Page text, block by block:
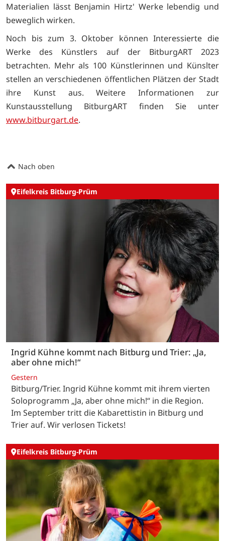
Materialien lässt Benjamin Hirtz' Werke lebendig und
beweglich wirken.
Noch bis zum 3. Oktober können Interessierte die
Werke des Künstlers auf der BitburgART 2023
betrachten. Mehr als 100 Künstlerinnen und Künslter
stellen an verschiedenen öffentlichen Plätzen der Stadt
ihre Kunst aus. Weitere Informationen zur
Kunstausstellung BitburgART finden Sie unter
www.bitburgart.de.
Nach oben
Eifelkreis Bitburg-Prüm
Ingrid Kühne kommt nach Bitburg und Trier: „Ja,
aber ohne mich!“
Gestern
Bitburg/Trier. Ingrid Kühne kommt mit ihrem vierten
Soloprogramm „Ja, aber ohne mich!“ in die Region.
Im September tritt die Kabarettistin in Bitburg und
Trier auf. Wir verlosen Tickets!
Eifelkreis Bitburg-Prüm